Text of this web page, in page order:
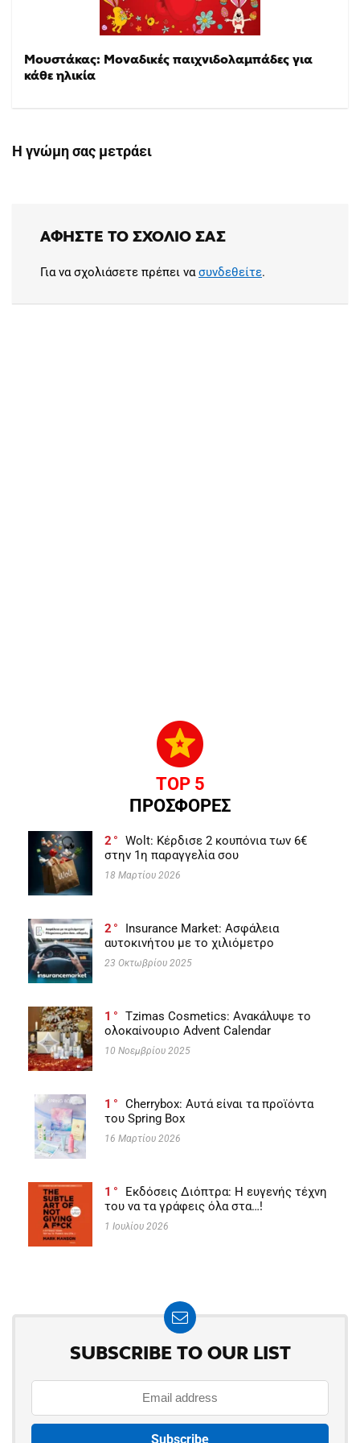
Μουστάκας: Μοναδικές παιχνιδολαμπάδες για
κάθε ηλικία
Η γνώμη σας μετράει
ΑΦΉΣΤΕ ΤΟ ΣΧΌΛΙΟ ΣΑΣ
Για να σχολιάσετε πρέπει νασυνδεθείτε.
TOP 5
ΠΡΟΣΦΟΡΕΣ
2
Wolt: Κέρδισε 2 κουπόνια των 6€
στην 1η παραγγελία σου
18 Μαρτίου 2026
2
Insurance Market: Ασφάλεια
αυτοκινήτου με το χιλιόμετρο
23 Οκτωβρίου 2025
1
Tzimas Cosmetics: Ανακάλυψε το
ολοκαίνουριο Advent Calendar
10 Νοεμβρίου 2025
1
Cherrybox: Αυτά είναι τα προϊόντα
του Spring Box
16 Μαρτίου 2026
1
Εκδόσεις Διόπτρα: Η ευγενής τέχνη
του να τα γράφεις όλα στα…!
1 Ιουλίου 2026
SUBSCRIBE TO OUR LIST